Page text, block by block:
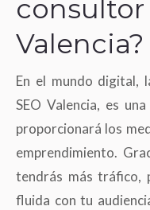
consultor
Valencia?
En el mundo digital,
SEO Valencia, es
proporcionará los
emprendimiento.
tendrás más tráfico,
fluida con tu